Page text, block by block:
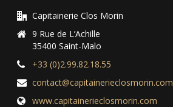
Capitainerie Clos Morin
9 Rue de L’Achille
35400 Saint-Malo
+33 (0)2.99.82.18.55
contact@capitainerieclosmorin.com
www.capitainerieclosmorin.com